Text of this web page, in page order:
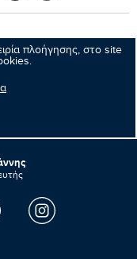
πλοήγησης, στο site